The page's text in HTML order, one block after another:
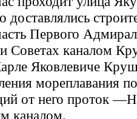
доставлялись
Первого
Советах каналом
Яковлевиче
мореплавания
от него проток
каналом.